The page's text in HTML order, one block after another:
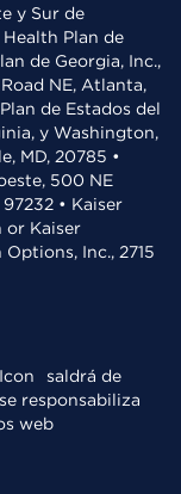
y Sur de
Plan de
de Georgia, Inc.,
NE, Atlanta,
de Estados del
y Washington,
MD, 20785 •
500 NE
• Kaiser
or Kaiser
Inc., 2715
saldrá de
responsabiliza
web